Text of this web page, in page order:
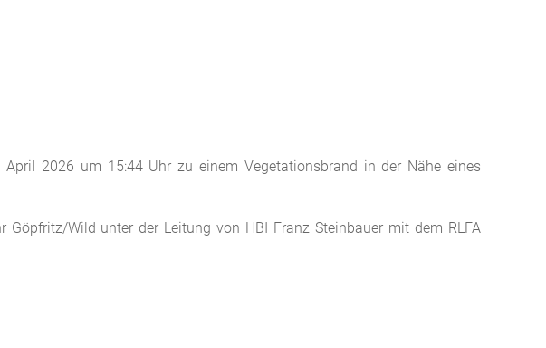
2026 um 15:44 Uhr zu einem Vegetationsbrand in der Nähe eines
Wild unter der Leitung von HBI Franz Steinbauer mit dem RLFA